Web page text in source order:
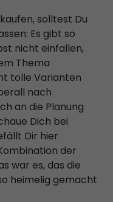
solltest Du
Es gibt so
nicht einfallen,
Thema
tolle Varianten
nach
an die Planung
Dich bei
Dir hier
der
war es, das die
heimelig gemacht